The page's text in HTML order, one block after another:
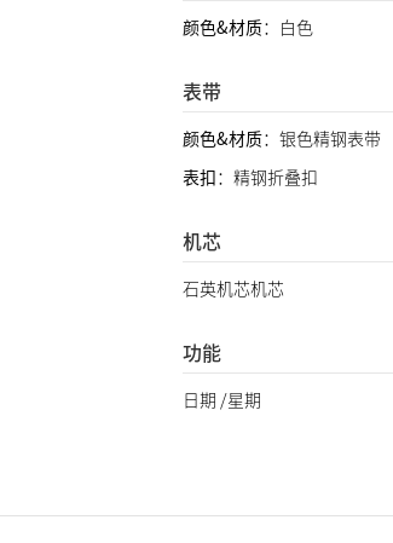
颜色&材质：白色
表带
颜色&材质：银色精钢表带
表扣：精钢折叠扣
机芯
石英机芯机芯
功能
日期 /星期